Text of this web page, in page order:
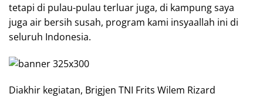
tetapi di pulau-pulau terluar juga, di kampung saya
juga air bersih susah, program kami insyaallah ini di
seluruh Indonesia.
Diakhir kegiatan, Brigjen TNI Frits Wilem Rizard